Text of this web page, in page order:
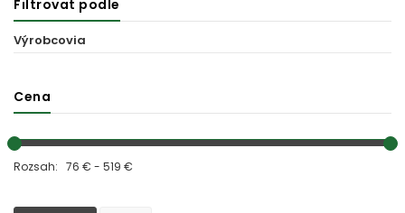
Filtrovat podle
Výrobcovia
Cena
Rozsah: 76 € - 519 €